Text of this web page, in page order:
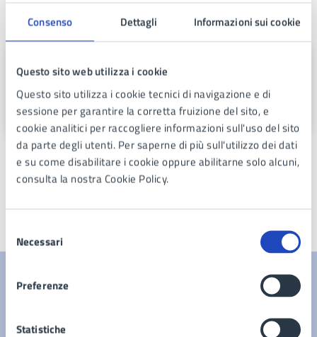
Consenso Dettagli Informazioni sui cookie
Questo sito web utilizza i cookie
Questo sito utilizza i cookie tecnici di navigazione e di
sessione per garantire la corretta fruizione del sito, e
cookie analitici per raccogliere informazioni sull'uso del sito
da parte degli utenti. Per saperne di più sull'utilizzo dei dati
e su come disabilitare i cookie oppure abilitarne solo alcuni,
consulta la nostra Cookie Policy.
delNecessari
Preferenze
Statistiche
A cura di
Settore VIII - Comando Polizia
Municipale
C.so Europa n. 82, 80016